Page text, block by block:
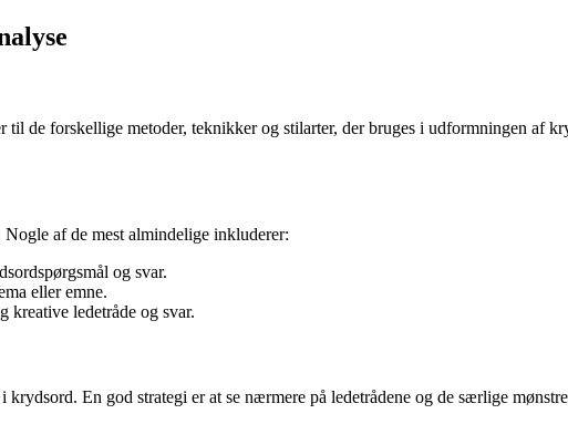
de forskellige metoder, teknikker og stilarter, der bruges i udformningen af
af de mest almindelige inkluderer:
og svar.
eller emne.
kreative ledetråde og svar.
En god strategi er at se nærmere på ledetrådene og de særlige